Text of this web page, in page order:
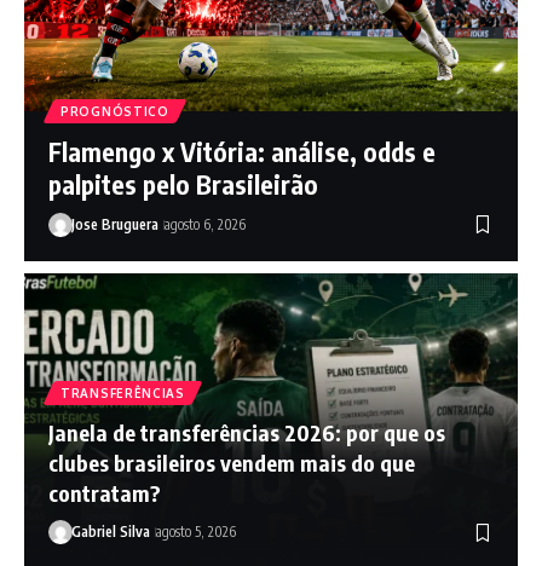
PROGNÓSTICO
Flamengo x Vitória: análise, odds e
palpites pelo Brasileirão
Jose Bruguera agosto 6, 2026
TRANSFERÊNCIAS
Janela de transferências 2026: por que os
clubes brasileiros vendem mais do que
contratam?
Gabriel Silva agosto 5, 2026